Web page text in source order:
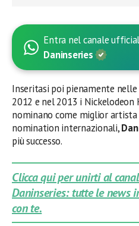
Entra nel canale
Daninseries
Inseritasi poi pienamente
2012 e nel 2013 i Nickelodeon
nominano come miglior artista
nomination internazionali,
più successo.
Clicca qui per unirti al
Daninseries: tutte le news
con te.